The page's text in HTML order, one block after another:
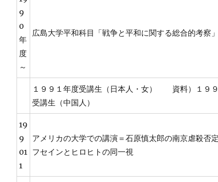
9
0
年
度
～
広島大学平和科目「戦争と平和に関する総合的考察
１９９１年度受講生（日本人・女） 資料）１９
受講生（中国人）
19
9
01
1
アメリカの大学での講演＝石原慎太郎の南京虐殺否
フセインとヒロヒトの同一視